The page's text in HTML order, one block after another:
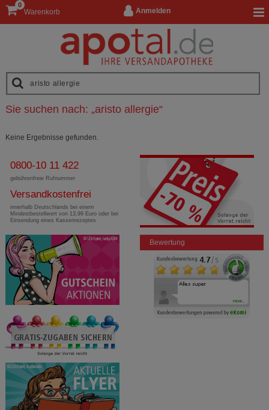
Anmelden
Warenkorb
0
Sie suchen nach: „aristo allergie“
Keine Ergebnisse gefunden.
0800-10 11 422
gebührenfreie Rufnummer
Versandkostenfrei
innerhalb Deutschlands bei einem
Mindestbestellwert von 13,99 Euro oder bei
Einsendung eines Kassenrezeptes
Bewertung